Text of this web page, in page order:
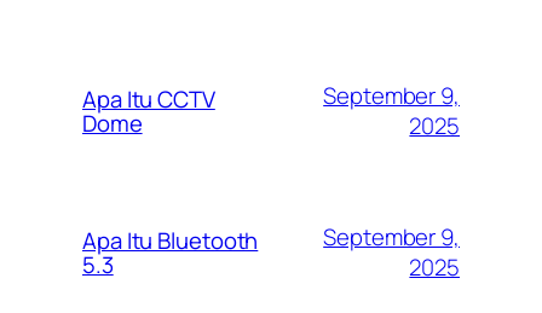
Apa Itu CCTV
Dome
September 9,
2025
Apa Itu Bluetooth
5.3
September 9,
2025